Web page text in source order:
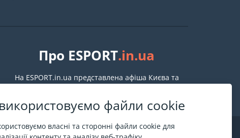
файли cookie
власні та сторонні файли cookie для
Про ESPORT.in.ua
На ESPORT.in.ua представлена афіша Києва та